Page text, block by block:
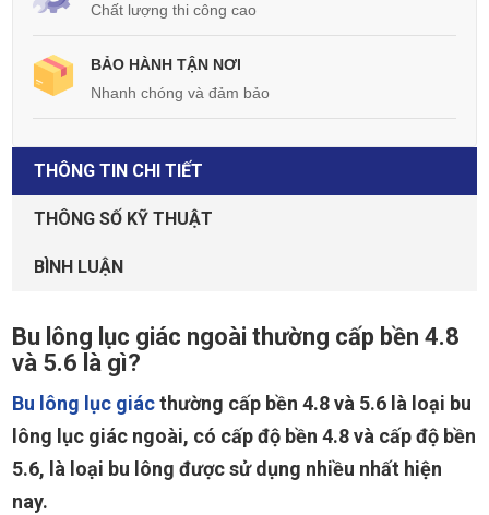
Chất lượng thi công cao
BẢO HÀNH TẬN NƠI
Nhanh chóng và đảm bảo
THÔNG TIN CHI TIẾT
THÔNG SỐ KỸ THUẬT
BÌNH LUẬN
Bu lông lục giác ngoài thường cấp bền 4.8
và 5.6 là gì?
Bu lông lục giácthường cấp bền 4.8 và 5.6 là loại bu
lông lục giác ngoài, có cấp độ bền 4.8 và cấp độ bền
5.6, là loại bu lông được sử dụng nhiều nhất hiện
nay.